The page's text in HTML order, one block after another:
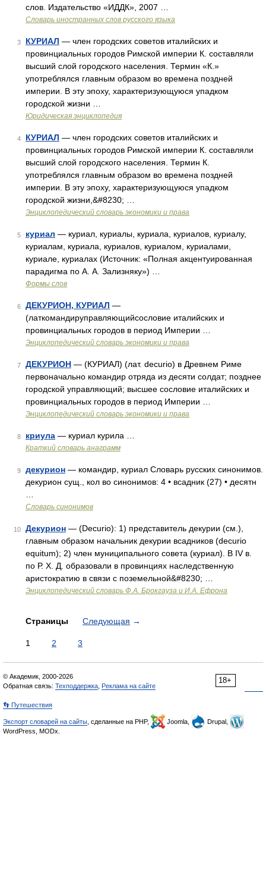
слов. Издательство «ИДДК», 2007 …
Словарь иностранных слов русского языка
3 КУРИАЛ — член городских советов италийских и
провинциальных городов Римской империи К. составляли
высший слой городского населения. Термин «К.»
употреблялся главным образом во времена поздней
империи. В эту эпоху, характеризующуюся упадком
городской жизни …
Юридическая энциклопедия
4 КУРИАЛ — член городских советов италийских и
провинциальных городов Римской империи К. составляли
высший слой городского населения. Термин К.
употреблялся главным образом во времена поздней
империи. В эту эпоху, характеризующуюся упадком
городской жизни,&#8230; …
Энциклопедический словарь экономики и права
5 куриал — куриал, куриалы, куриала, куриалов, куриалу,
куриалам, куриала, куриалов, куриалом, куриалами,
куриале, куриалах (Источник: «Полная акцентуированная
парадигма по А. А. Зализняку») …
Формы слов
6 ДЕКУРИОН, КУРИАЛ —
(латкомандируправляющийсословие италийских и
провинциальных городов в период Империи …
Энциклопедический словарь экономики и права
7 ДЕКУРИОН — (КУРИАЛ) (лат. decurio) в Древнем Риме
первоначально командир отряда из десяти солдат; позднее
городской управляющий; высшее сословие италийских и
провинциальных городов в период Империи …
Энциклопедический словарь экономики и права
8 криула — куриал курила …
Краткий словарь анаграмм
9 декурион — командир, куриал Словарь русских синонимов.
декурион сущ., кол во синонимов: 4 • всадник (27) • десятн
Словарь синонимов
10 Декурион — (Decurio): 1) представитель декурии (см.),
главным образом начальник декурии всадников (decurio
equitum); 2) член муниципального совета (куриал). В IV в.
по Р. X. Д. образовали в провинциях наследственную
аристократию в связи с поземельной&#8230; …
Энциклопедический словарь Ф.А. Брокгауза и И.А. Ефрона
Страницы Следующая →
1 2 3
18+
© Академик, 2000-2026
Обратная связь: Техподдержка Реклама на сайте
👣 Путешествия
Экспорт словарей на сайты , сделанные на PHP, Joomla,
Drupal,
WordPress, MODx.